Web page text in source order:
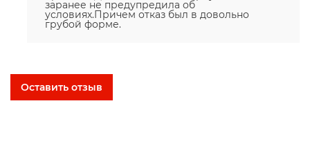
заранее не предупредила об
условиях.Причем отказ был в довольно
грубой форме.
Оставить отзыв